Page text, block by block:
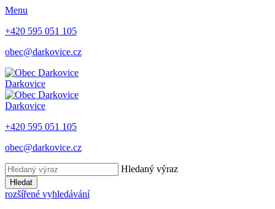
Menu
+420 595 051 105
obec@darkovice.cz
Darkovice
Darkovice
+420 595 051 105
obec@darkovice.cz
Hledaný výraz
Hledat
rozšířené vyhledávání